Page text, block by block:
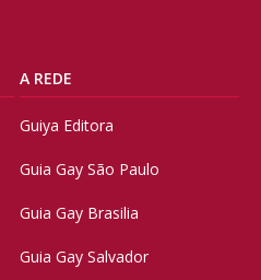
A REDE
Guiya Editora
Guia Gay São Paulo
Guia Gay Brasilia
Guia Gay Salvador